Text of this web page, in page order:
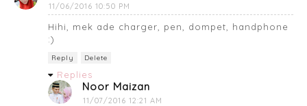
11/06/2016 10:50 PM
Hihi, mek ade charger, pen, dompet, handphone
:)
Reply Delete
Replies
Noor Maizan
11/07/2016 12:21 AM